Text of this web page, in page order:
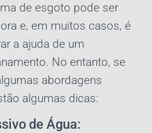
de esgoto pode ser
e, em muitos casos, é
a ajuda de um
No entanto, se
abordagens
algumas dicas:
de Água: